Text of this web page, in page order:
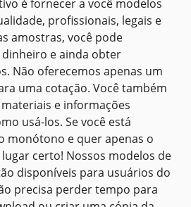
é fornecer a você modelos
profissionais, legais e
amostras, você pode
e ainda obter
Não oferecemos apenas um
uma cotação. Você também
e informações
usá-los. Se você está
monótono e quer apenas o
certo! Nossos modelos de
disponíveis para usuários do
precisa perder tempo para